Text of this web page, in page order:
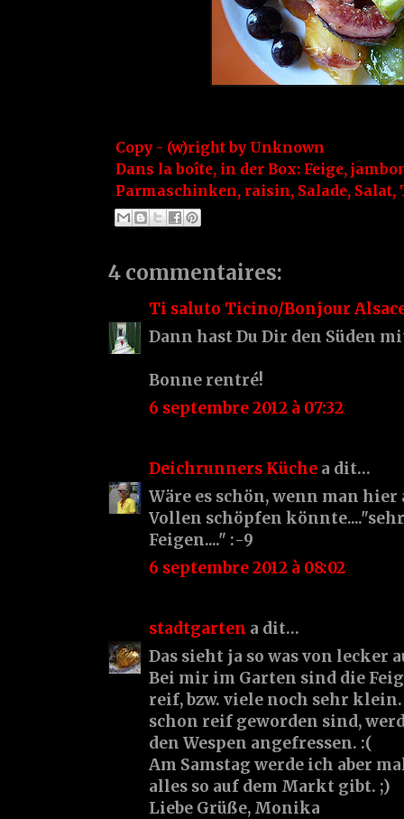
Copy - (w)right by Unknown
Dans la boîte, in der Box: Feige,
Parmaschinken, raisin, Salade, Salat,
4 commentaires:
Ti saluto Ticino/Bonjour
Dann hast Du Dir den Süden
Bonne rentré!
6 septembre 2012 à 07:32
Deichrunners Küche a dit…
Wäre es schön, wenn man hier
Vollen schöpfen
Feigen...." :-9
6 septembre 2012 à 08:02
stadtgarten a dit…
Das sieht ja so was von lecker
Bei mir im Garten sind die
reif, bzw. viele noch sehr
schon reif geworden sind,
den Wespen angefressen. :(
Am Samstag werde ich aber
alles so auf dem Markt gibt. ;)
Liebe Grüße, Monika